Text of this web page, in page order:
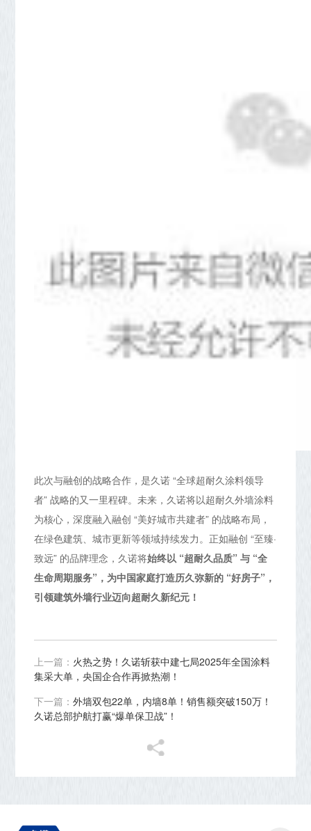
此次与融创的战略合作，是久诺 “全球超耐久涂料领导
者” 战略的又一里程碑。未来，久诺将以超耐久外墙涂料
为核心，深度融入融创 “美好城市共建者” 的战略布局，
在绿色建筑、城市更新等领域持续发力。正如融创 “至臻·
致远” 的品牌理念，久诺将始终以 “超耐久品质” 与 “全
生命周期服务”，为中国家庭打造历久弥新的 “好房子”，
引领建筑外墙行业迈向超耐久新纪元！
上一篇： 火热之势！久诺斩获中建七局2025年全国涂料
集采大单，央国企合作再掀热潮！
下一篇：外墙双包22单，内墙8单！销售额突破150万！
久诺总部护航打赢“爆单保卫战”！